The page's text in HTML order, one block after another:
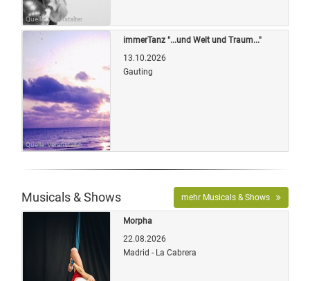
Quelle: Veranstalter
Quelle: Veranstalter
immerTanz "...und Welt und Traum..."
13.10.2026
Gauting
Musicals & Shows mehr Musicals & Shows
Morpha
22.08.2026
Madrid - La Cabrera